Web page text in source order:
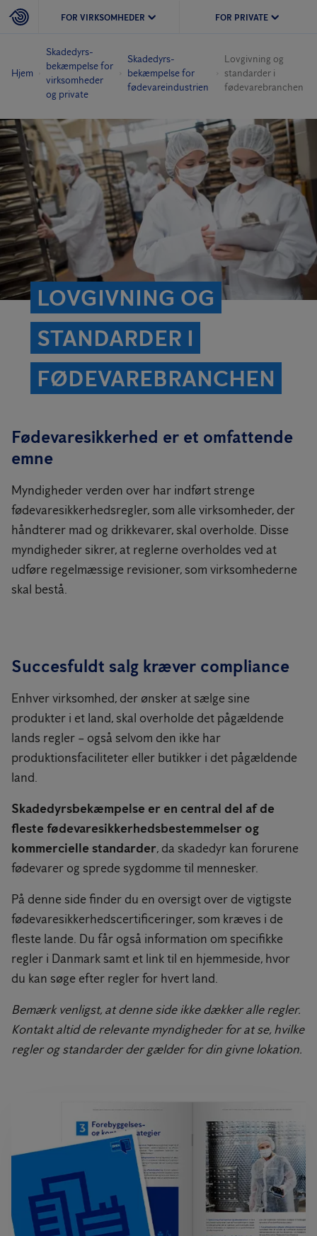
FOR VIRKSOMHEDER FOR PRIVATE
Hjem
Skadedyrs­
bekæmpelse for
virksomheder
og private
Skadedyrs­
bekæmpelse for
fødevareindustrien
Lovgivning og
standarder i
fødevarebranchen
LOVGIVNING OG
STANDARDER I
FØDEVAREBRANCHEN
Fødevaresikkerhed er et omfattende
emne
Myndigheder verden over har indført strenge
fødevaresikkerhedsregler, som alle virksomheder, der
håndterer mad og drikkevarer, skal overholde. Disse
myndigheder sikrer, at reglerne overholdes ved at
udføre regelmæssige revisioner, som virksomhederne
skal bestå.
Succesfuldt salg kræver compliance
Enhver virksomhed, der ønsker at sælge sine
produkter i et land, skal overholde det pågældende
lands regler – også selvom den ikke har
produktionsfaciliteter eller butikker i det pågældende
land.
Skadedyrsbekæmpelse er en central del af de
fleste fødevaresikkerhedsbestemmelser og
kommercielle standarder, da skadedyr kan forurene
fødevarer og sprede sygdomme til mennesker.
På denne side finder du en oversigt over de vigtigste
fødevaresikkerhedscertificeringer, som kræves i de
fleste lande. Du får også information om specifikke
regler i Danmark samt et link til en hjemmeside, hvor
du kan søge efter regler for hvert land.
Bemærk venligst, at denne side ikke dækker alle regler.
Kontakt altid de relevante myndigheder for at se, hvilke
regler og standarder der gælder for din givne lokation.